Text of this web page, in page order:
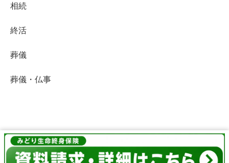
相続
終活
葬儀
葬儀・仏事
終活Life
© 2019 終活Life.